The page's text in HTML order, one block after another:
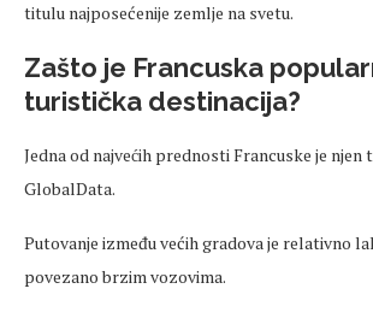
titulu najposećenije zemlje na svetu.
Zašto je Francuska
turistička destinacija?
Jedna od najvećih prednosti Francuske je
GlobalData.
Putovanje između većih gradova je relativno
povezano brzim vozovima.